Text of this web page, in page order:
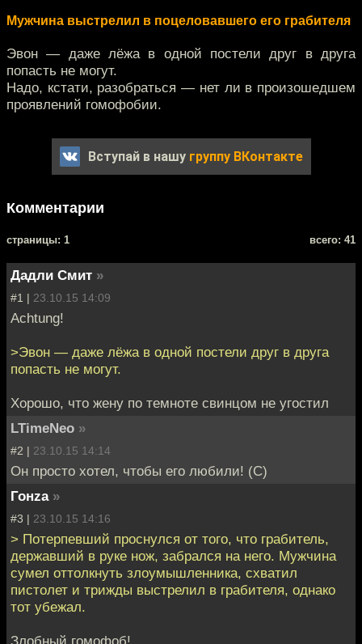
Мужчина выстрелил в поцеловавшего его грабителя
Эвон — даже лёжа в одной постели друг в друга
попасть не могут.
Надо, кстати, разобраться — нет ли в произошедшем
проявлений гомофобии.
Вступай в нашу группу ВКонтакте
Комментарии
cтраницы: 1 всего: 41
Дадли Смит »
#1 | 23.10.15 14:09
Achtung!
>Эвон — даже лёжа в одной постели друг в друга
попасть не могут.
Хорошо, что жену по темноте свинцом не угостил
LTimeNeo »
#2 | 23.10.15 14:14
Он просто хотел, чтобы его любили! (С)
Гонzа »
#3 | 23.10.15 14:16
> Потерпевший проснулся от того, что грабитель,
державший в руке нож, забрался на него. Мужчина
сумел оттолкнуть злоумышленника, схватил
пистолет и трижды выстрелил в грабителя, однако
тот убежал.